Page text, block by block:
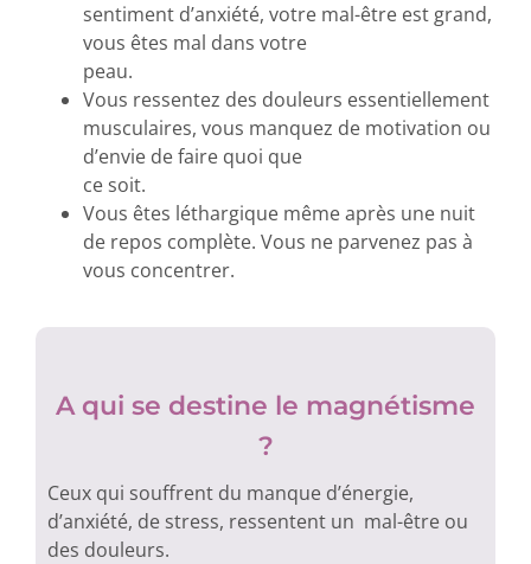
sentiment d’anxiété, votre mal-être est grand,
vous êtes mal dans votre
peau.
Vous ressentez des douleurs essentiellement
musculaires, vous manquez de motivation ou
d’envie de faire quoi que
ce soit.
Vous êtes léthargique même après une nuit
de repos complète. Vous ne parvenez pas à
vous concentrer.
A qui se destine le magnétisme
?
Ceux qui souffrent du manque d’énergie,
d’anxiété, de stress, ressentent un mal-être ou
des douleurs.